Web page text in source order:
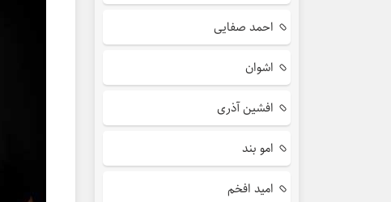
احمد صفایی
اشوان
افشین آذری
امو بند
امید افخم